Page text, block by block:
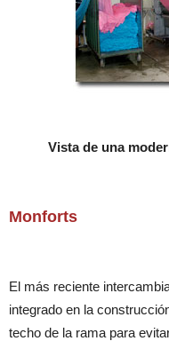
Vista de una
Monforts
El más reciente
integrado en la
techo de la rama para